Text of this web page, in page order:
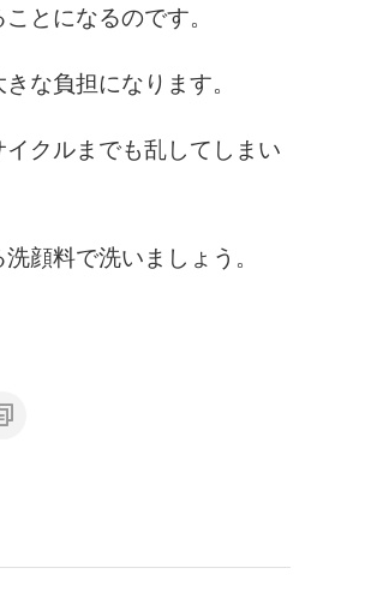
とになるのです。
な負担になります。
クルまでも乱してしまい
顔料で洗いましょう。